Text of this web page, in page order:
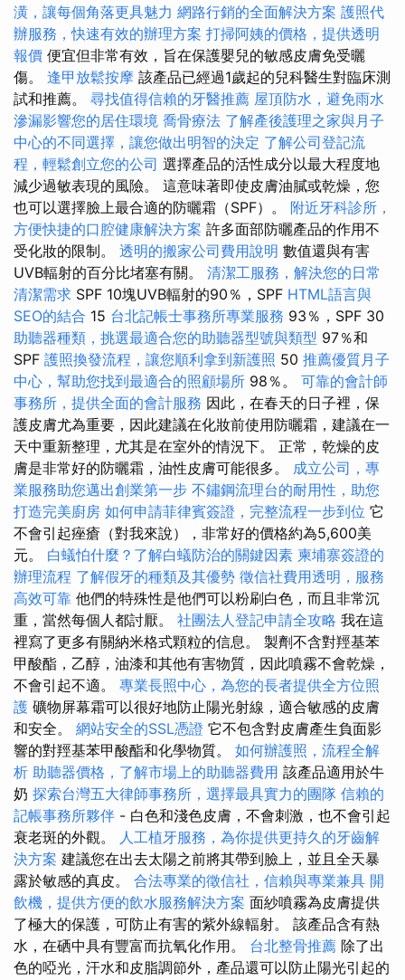
潢，讓每個角落更具魅力 網路行銷的全面解決方案 護照代
辦服務，快速有效的辦理方案 打掃阿姨的價格，提供透明
報價 便宜但非常有效，旨在保護嬰兒的敏感皮膚免受曬
傷。 逢甲放鬆按摩 該產品已經過1歲起的兒科醫生對臨床測
試和推薦。 尋找值得信賴的牙醫推薦 屋頂防水，避免雨水
滲漏影響您的居住環境 喬骨療法 了解產後護理之家與月子
中心的不同選擇，讓您做出明智的決定 了解公司登記流
程，輕鬆創立您的公司 選擇產品的活性成分以最大程度地
減少過敏表現的風險。 這意味著即使皮膚油膩或乾燥，您
也可以選擇臉上最合適的防曬霜（SPF）。 附近牙科診所，
方便快捷的口腔健康解決方案 許多面部防曬產品的作用不
受化妝的限制。 透明的搬家公司費用說明 數值還與有害
UVB輻射的百分比堵塞有關。 清潔工服務，解決您的日常
清潔需求 SPF 10塊UVB輻射的90％，SPF HTML語言與
SEO的結合 15 台北記帳士事務所專業服務 93％，SPF 30
助聽器種類，挑選最適合您的助聽器型號與類型 97％和
SPF 護照換發流程，讓您順利拿到新護照 50 推薦優質月子
中心，幫助您找到最適合的照顧場所 98％。 可靠的會計師
事務所，提供全面的會計服務 因此，在春天的日子裡，保
護皮膚尤為重要，因此建議在化妝前使用防曬霜，建議在一
天中重新整理，尤其是在室外的情況下。 正常，乾燥的皮
膚是非常好的防曬霜，油性皮膚可能很多。 成立公司，專
業服務助您邁出創業第一步 不鏽鋼流理台的耐用性，助您
打造完美廚房 如何申請菲律賓簽證，完整流程一步到位 它
不會引起痤瘡（對我來說），非常好的價格約為5,600美
元。 白蟻怕什麼？了解白蟻防治的關鍵因素 柬埔寨簽證的
辦理流程 了解假牙的種類及其優勢 徵信社費用透明，服務
高效可靠 他們的特殊性是他們可以粉刷白色，而且非常沉
重，當然每個人都討厭。 社團法人登記申請全攻略 我在這
裡寫了更多有關納米格式顆粒的信息。 製劑不含對羥基苯
甲酸酯，乙醇，油漆和其他有害物質，因此噴霧不會乾燥，
不會引起不適。 專業長照中心，為您的長者提供全方位照
護 礦物屏幕霜可以很好地防止陽光射線，適合敏感的皮膚
和安全。 網站安全的SSL憑證 它不包含對皮膚產生負面影
響的對羥基苯甲酸酯和化學物質。 如何辦護照，流程全解
析 助聽器價格，了解市場上的助聽器費用 該產品適用於牛
奶 探索台灣五大律師事務所，選擇最具實力的團隊 信賴的
記帳事務所夥伴 - 白色和淺色皮膚，不會刺激，也不會引起
衰老斑的外觀。 人工植牙服務，為你提供更持久的牙齒解
決方案 建議您在出去太陽之前將其帶到臉上，並且全天暴
露於敏感的真皮。 合法專業的徵信社，信賴與專業兼具 開
飲機，提供方便的飲水服務解決方案 面紗噴霧為皮膚提供
了極大的保護，可防止有害的紫外線輻射。 該產品含有熱
水，在硒中具有豐富而抗氧化作用。 台北整骨推薦 除了出
色的啞光，汗水和皮脂調節外，產品還可以防止陽光引起的